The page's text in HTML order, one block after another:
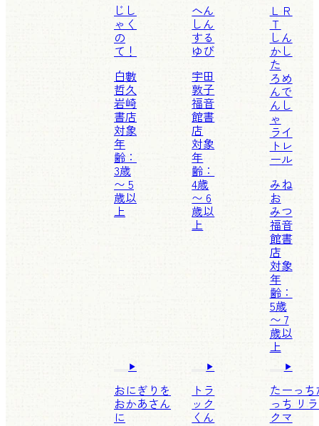
じし
ゃく
の
て！
白數
哲久
岩崎
書店
対象
年
齢：
3歳
〜 5
歳以
上
へん
しん
する
ゆび
宇田
敦子
福音
館書
店
対象
年
齢：
4歳
〜 6
歳以
上
ＬＲ
Ｔ
しん
かし
た
ろめ
んで
んし
ゃ
ライ
トレ
ール
みね
お
みつ
福音
館書
店
対象
年
齢：
5歳
〜 7
歳以
上
おにぎりを
おかあさん
に
トラ
ック
くん
たーっち
っち リ
クマ